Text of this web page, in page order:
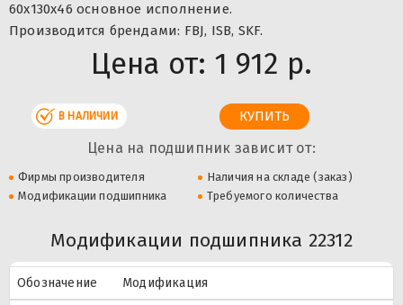
60x130x46 основное исполнение.
Производится брендами: FBJ, ISB, SKF.
Цена от: 1 912 р.
В НАЛИЧИИ
Цена на подшипник зависит от:
Фирмы производителя
Наличия на складе (заказ)
Модификации подшипника
Требуемого количества
Модификации подшипника 22312
Обозначение
Модификация